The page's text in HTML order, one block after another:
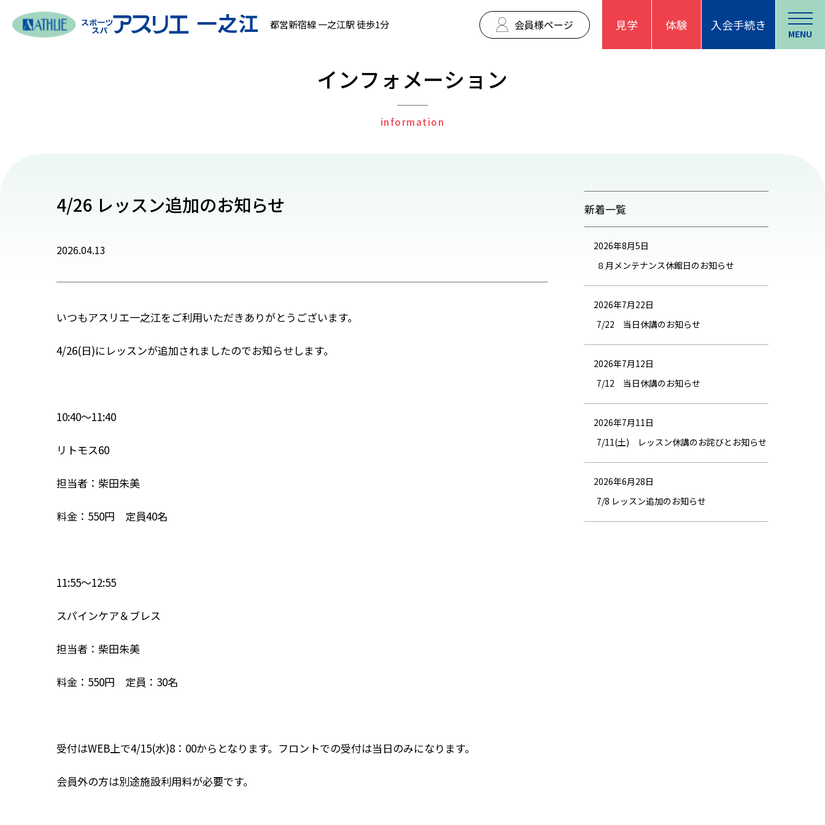
都営新宿線 一之江駅 徒歩1分 会員様ページ 見学 体験 入会手続き
MENU
インフォメーション
information
4/26 レッスン追加のお知らせ
2026.04.13
いつもアスリエ一之江をご利用いただきありがとうございます。
4/26(日)にレッスンが追加されましたのでお知らせします。
10:40～11:40
リトモス60
担当者：柴田朱美
料金：550円 定員40名
11:55～12:55
スパインケア＆ブレス
担当者：柴田朱美
料金：550円 定員：30名
受付はWEB上で4/15(水)8：00からとなります。フロントでの受付は当日のみになります。
会員外の方は別途施設利用料が必要です。
新着一覧
2026年8月5日
８月メンテナンス休館日のお知らせ
2026年7月22日
7/22 当日休講のお知らせ
2026年7月12日
7/12 当日休講のお知らせ
2026年7月11日
7/11(土) レッスン休講のお詫びとお知らせ
2026年6月28日
7/8 レッスン追加のお知らせ